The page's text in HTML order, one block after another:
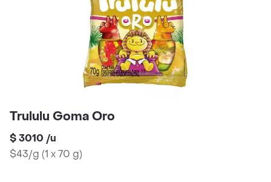
Trululu Goma Oro
$ 3010 /u
$43/g (1 x 70 g)